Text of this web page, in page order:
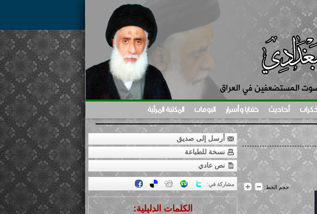
أحاديث خفايا وأسرار البومات المكتبة المرئية
حجم الخط:
أرسل إلى صديق
نسخة للطباعة
نص عادي
:مشاركة في
الكلمات الدليلية: